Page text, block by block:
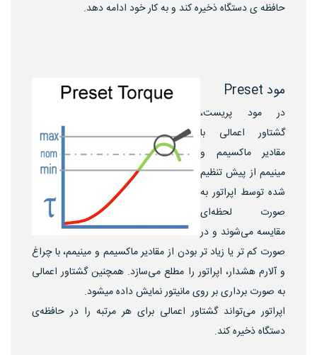
حافظه ی دستگاه ذخیره کند و به کار خود ادامه دهد.
مود Preset
در مود پریست،
گشتاور اعمالی با
مقادیر ماکسیمم و
مینیمم از پیش تنظیم
شده توسط اپراتور به
صورت لحظه‌ای
مقایسه می‌شوند و در
صورت کم تر یا زیاد تر بودن از مقادیر ماکسیمم و مینیمم، با چراغ
و آلارم هشدار، اپراتور را مطلع می‌سازد. همچنین گشتاور اعمالی
به صورت برداری بر روی مانیتور نمایش داده میشود.
اپراتور می‌تواند گشتاور اعمالی برای هر مرتبه را در حافظه‌ی
دستگاه ذخیره کند.